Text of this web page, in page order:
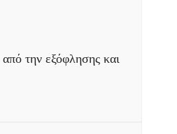
την εξόφλησης και